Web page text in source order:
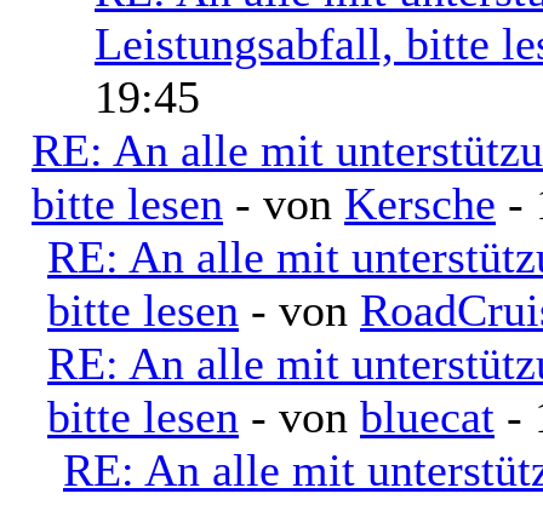
Leistungsabfall, bitte
19:45
RE: An alle mit
bitte lesen - von Kersche -
RE: An alle mit
bitte lesen - von
RE: An alle mit
bitte lesen - von bluecat -
RE: An alle mit